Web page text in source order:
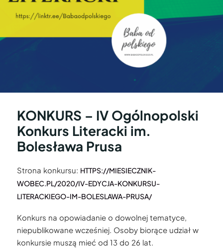
KONKURS – IV Ogólnopolski
Konkurs Literacki im.
Bolesława Prusa
Strona konkursu: HTTPS://MIESIECZNIK-
WOBEC.PL/2020/IV-EDYCJA-KONKURSU-
LITERACKIEGO-IM-BOLESLAWA-PRUSA/
Konkurs na opowiadanie o dowolnej tematyce,
niepublikowane wcześniej. Osoby biorące udział w
konkursie muszą mieć od 13 do 26 lat.